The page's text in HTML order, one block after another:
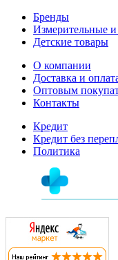
Бренды
Измерительные
Детские товары
О компании
Доставка и
Оптовым
Контакты
Кредит
Кредит без
Политика